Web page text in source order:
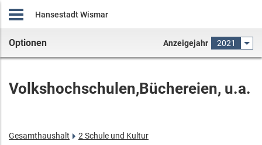
Hansestadt Wismar
Optionen Anzeigejahr 2021
Volkshochschulen,Büchereien, u.a.
Gesamthaushalt
2 Schule und Kultur